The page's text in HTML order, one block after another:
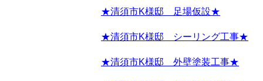
★清須市K様邸 足場仮設★
★清須市K様邸 シーリング工事★
★清須市K様邸 外壁塗装工事★